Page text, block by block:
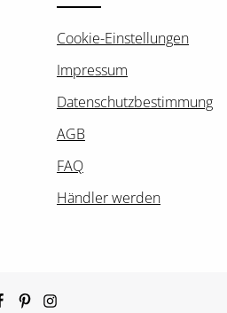
Cookie-Einstellungen
Impressum
Datenschutzbestimmung
AGB
FAQ
Händler werden